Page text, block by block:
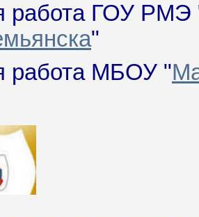
работа ГОУ РМЭ
"
работа МБОУ "